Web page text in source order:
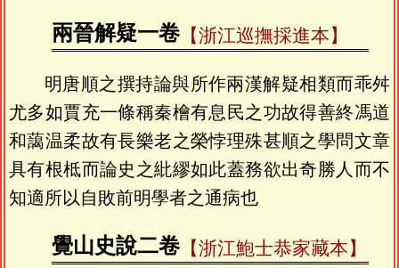
兩晉解疑一卷【浙江巡撫採進本】
明唐順之撰持論與所作兩漢解疑相類而乖舛
尤多如賈充一條稱秦檜有息民之功故得善終馮道
和藹温柔故有長樂老之榮悖理殊甚順之學問文章
具有根柢而論史之紕繆如此蓋務欲出奇勝人而不
知適所以自敗前明學者之通病也
覺山史說二卷【浙江鮑士恭家藏本】